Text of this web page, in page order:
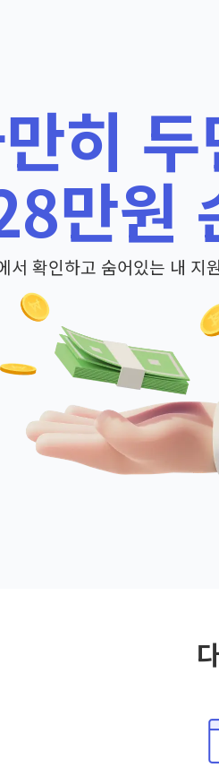
히 두
만원
서 확인하고 숨어있는 내 지